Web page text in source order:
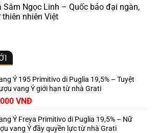
Sâm Ngọc Linh – Quốc bảo đại ngàn,
nhiên Việt
Ý 195 Primitivo di Puglia 19,5% – Tuyệt
vang Ý giới hạn từ nhà Grati
VNĐ
Ý Freya Primitivo di Puglia 19,5% – Nữ
vang Ý đầy quyền lực từ nhà Grati